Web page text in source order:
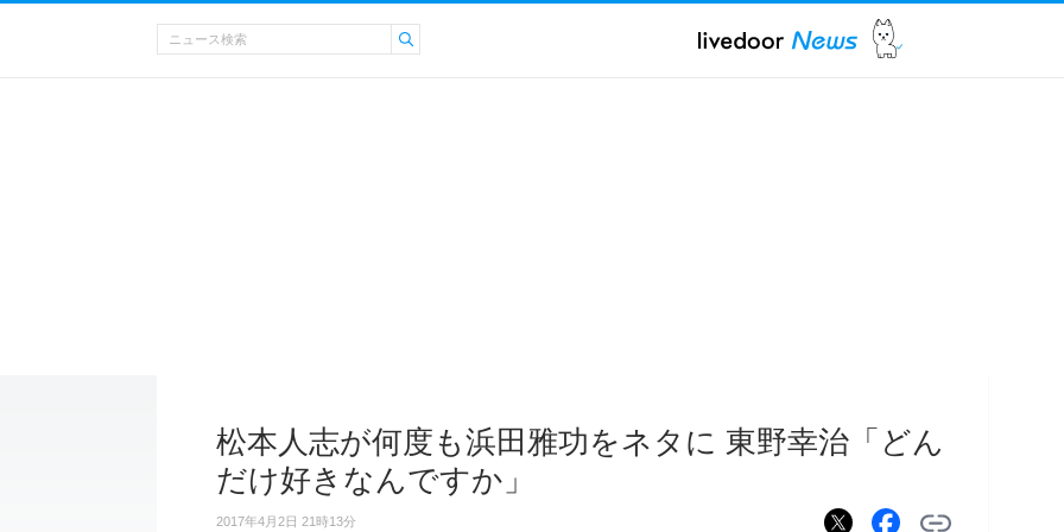
松本人志が何度も浜田雅功をネタに 東野幸治「どん
だけ好きなんですか」
2017年4月2日 21時13分